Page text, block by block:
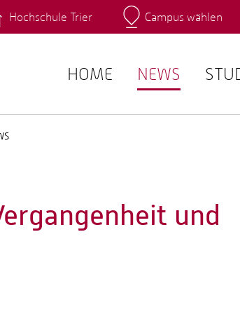
Intranet
Hochschule Trier Campus wählen
HOME NEWS
und